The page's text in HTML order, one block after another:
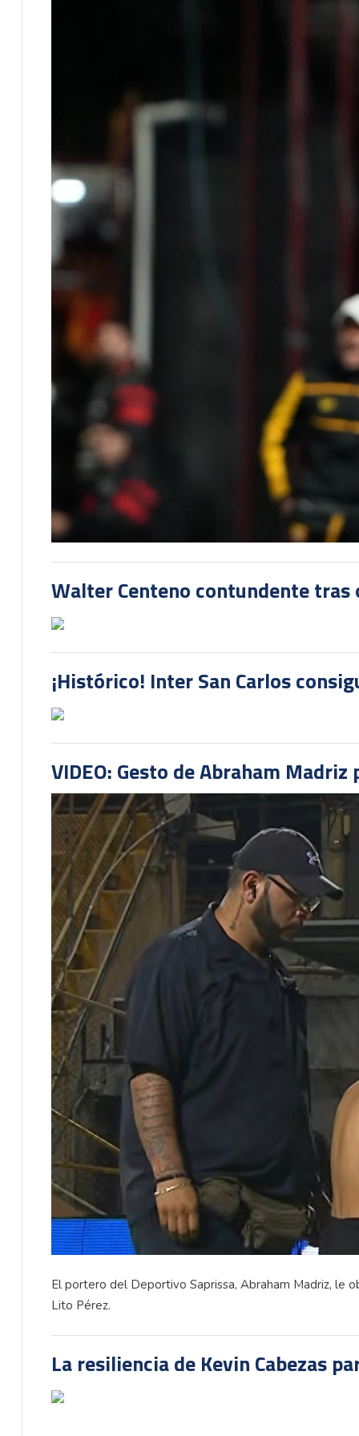
Walter Centeno contundente tras
¡Histórico! Inter San Carlos
VIDEO: Gesto de Abraham
El portero del Deportivo Saprissa, Abraham Madriz, le
Lito Pérez.
La resiliencia de Kevin Cabezas